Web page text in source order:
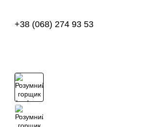
+38 (068) 274 93 53